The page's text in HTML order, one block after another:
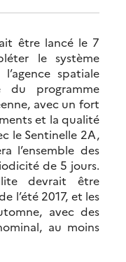
être lancé le 7
le système
spatiale
du programme
avec un fort
et la qualité
le Sentinelle 2A,
l’ensemble des
de 5 jours.
devrait être
l’été 2017, et les
avec des
au moins